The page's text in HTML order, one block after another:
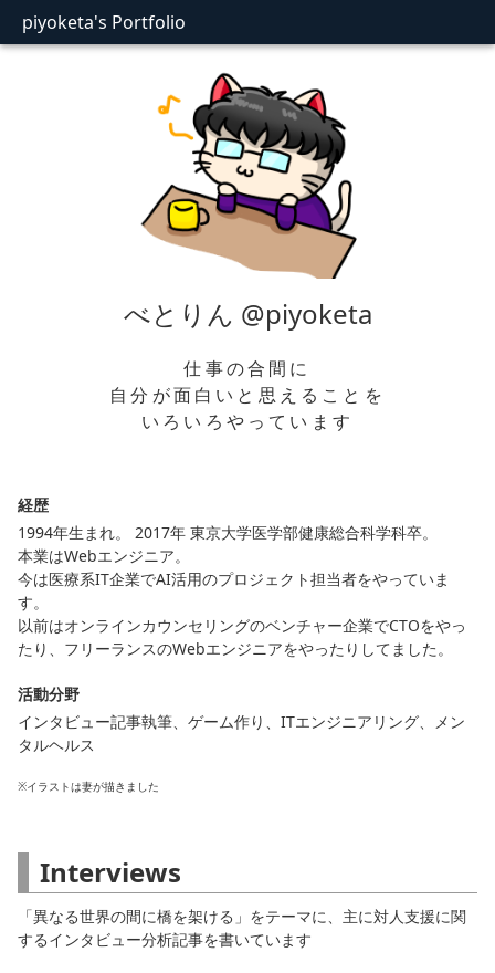
piyoketa's Portfolio
べとりん @piyoketa
仕事の合間に
自分が面白いと思えることを
いろいろやっています
経歴
1994年生まれ。 2017年 東京大学医学部健康総合科学科卒。
本業はWebエンジニア。
今は医療系IT企業でAI活用のプロジェクト担当者をやっていま
す。
以前はオンラインカウンセリングのベンチャー企業でCTOをやっ
たり、フリーランスのWebエンジニアをやったりしてました。
活動分野
インタビュー記事執筆、ゲーム作り、ITエンジニアリング、メン
タルヘルス
※イラストは妻が描きました
Interviews
「異なる世界の間に橋を架ける」をテーマに、主に対人支援に関
するインタビュー分析記事を書いています